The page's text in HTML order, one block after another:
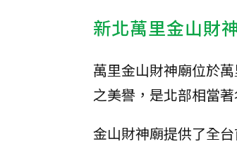
新北萬里金山財
萬里金山財神廟位於
之美譽，是北部相當著
金山財神廟提供了全